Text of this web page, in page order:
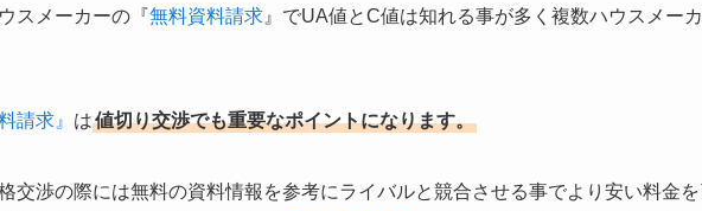
スメーカーの『無料資料請求 』でUA値とC値は知れる事が多く複数ハウスメー
請求』 は値切り交渉でも重要なポイントになります。
交渉の際には無料の資料情報を参考にライバルと競合させる事でより安い料金